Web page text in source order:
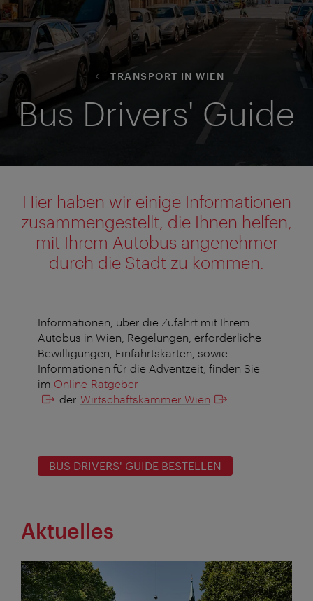
TRANSPORT IN WIEN
Bus Drivers' Guide
Hier haben wir einige Informationen
zusammengestellt, die Ihnen helfen,
mit Ihrem Autobus angenehmer
durch die Stadt zu kommen.
Informationen, über die Zufahrt mit Ihrem
Autobus in Wien, Regelungen, erforderliche
Bewilligungen, Einfahrtskarten, sowie
Informationen für die Adventzeit, finden Sie
im Online-Ratgeber
der Wirtschaftskammer Wien
BUS DRIVERS' GUIDE BESTELLEN
Aktuelles